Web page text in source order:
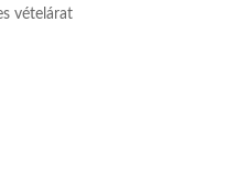
vételárat